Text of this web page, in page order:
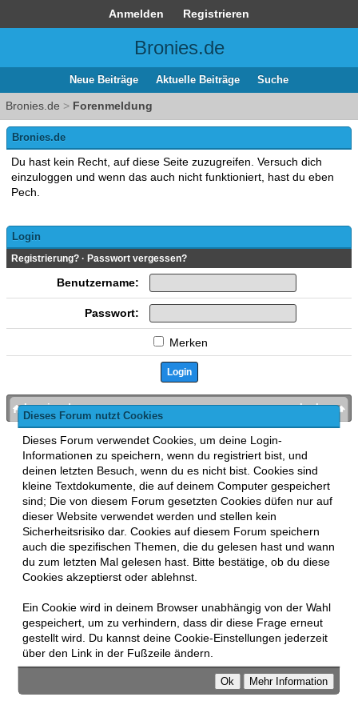
Anmelden Registrieren
Bronies.de
Neue Beiträge Aktuelle Beiträge Suche
Bronies.de > Forenmeldung
Dieses Forum nutzt Cookies
Dieses Forum verwendet Cookies, um deine Login-
Informationen zu speichern, wenn du registriert bist, und
deinen letzten Besuch, wenn du es nicht bist. Cookies sind
kleine Textdokumente, die auf deinem Computer gespeichert
sind; Die von diesem Forum gesetzten Cookies düfen nur auf
dieser Website verwendet werden und stellen kein
Sicherheitsrisiko dar. Cookies auf diesem Forum speichern
auch die spezifischen Themen, die du gelesen hast und wann
du zum letzten Mal gelesen hast. Bitte bestätige, ob du diese
Cookies akzeptierst oder ablehnst.
Ein Cookie wird in deinem Browser unabhängig von der Wahl
gespeichert, um zu verhindern, dass dir diese Frage erneut
gestellt wird. Du kannst deine Cookie-Einstellungen jederzeit
über den Link in der Fußzeile ändern.
Bronies.de
Du hast kein Recht, auf diese Seite zuzugreifen. Versuch dich
einzuloggen und wenn das auch nicht funktioniert, hast du eben
Pech.
Login
Registrierung? · Passwort vergessen?
Benutzername:
Passwort:
Merken
nach oben
bronies.de
MyBB , mobile Fassung: MyBB GoMobile
Zur Desktop-Version wechseln
This forum usesLukasz TkaczMyBB addons.